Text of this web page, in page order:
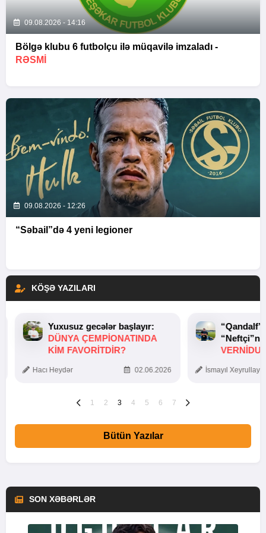
09.08.2026 - 14:16
Bölgə klubu 6 futbolçu ilə müqavilə imzaladı -
RƏSMİ
09.08.2026 - 12:26
“Səbail”də 4 yeni legioner
KÖŞƏ YAZILARI
Yuxusuz gecələr başlayır:
DÜNYA ÇEMPIONATINDA
KIM FAVORITDIR?
Hacı Heydər 02.06.2026 İsmayıl
1 2 3 4 5 6 7
Bütün Yazılar
SON XƏBƏRLƏR